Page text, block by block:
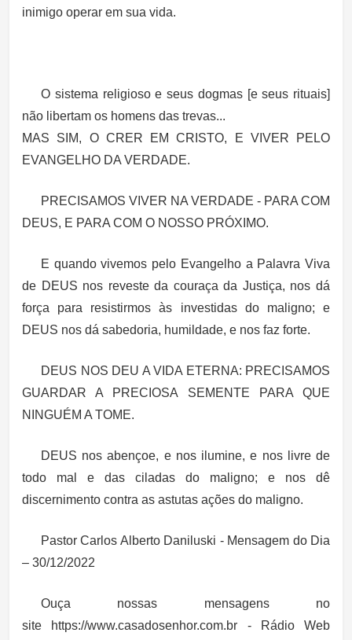
inimigo operar em sua vida.
O sistema religioso e seus dogmas [e seus rituais]
não libertam os homens das trevas...
MAS SIM, O CRER EM CRISTO, E VIVER PELO
EVANGELHO DA VERDADE.
PRECISAMOS VIVER NA VERDADE - PARA COM
DEUS, E PARA COM O NOSSO PRÓXIMO.
E quando vivemos pelo Evangelho a Palavra Viva
de DEUS nos reveste da couraça da Justiça, nos dá
força para resistirmos às investidas do maligno; e
DEUS nos dá sabedoria, humildade, e nos faz forte.
DEUS NOS DEU A VIDA ETERNA: PRECISAMOS
GUARDAR A PRECIOSA SEMENTE PARA QUE
NINGUÉM A TOME.
DEUS nos abençoe, e nos ilumine, e nos livre de
todo mal e das ciladas do maligno; e nos dê
discernimento contra as astutas ações do maligno.
Pastor Carlos Alberto Daniluski - Mensagem do Dia
– 30/12/2022
Ouça nossas mensagens no
site https://www.casadosenhor.com.br - Rádio Web